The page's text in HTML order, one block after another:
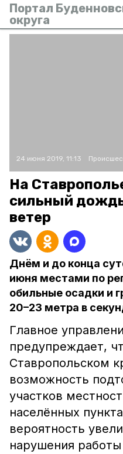
Портал
округа
24 июня 2019, 11:13
На
сильный
ветер
Днём и до конца
июня местами по
обильные осадки и
20–23 метра в
Главное
предупреждает,
Ставропольском
возможность
участков
населённых
вероятность
нарушения работы